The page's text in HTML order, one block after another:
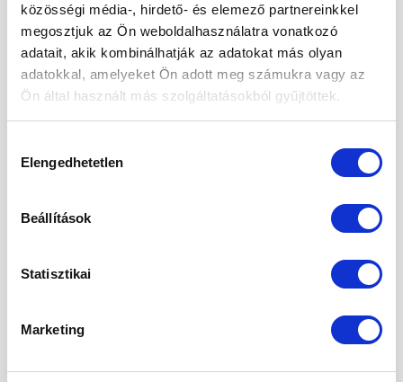
közösségi média-, hirdető- és elemező partnereinkkel
megosztjuk az Ön weboldalhasználatra vonatkozó
adatait, akik kombinálhatják az adatokat más olyan
adatokkal, amelyeket Ön adott meg számukra vagy az
Ön által használt más szolgáltatásokból gyűjtöttek.
kiválasztása
Elengedhetetlen
Beállítások
Statisztikai
Marketing
Futárszolgálattal: 2020.12.23. (szerda) – utolsó
szállítási nap karácsony […]
CONTINUE READING →
Mézeskalács zabpehely liszttel,
dec